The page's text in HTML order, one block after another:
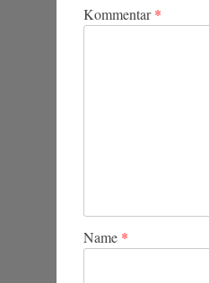
Kommentar*
Name *